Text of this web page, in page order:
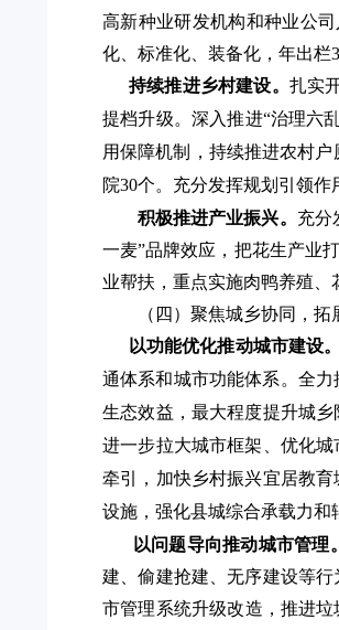
高新种业研发机构和种业公
化、标准化、装备化，年出栏
持续推进乡村建设。 扎实
提档升级。深入推进“治理六
用保障机制，持续推进农村
院30个。 充分发挥规划引领作
积极推进产业振兴。 充分
一麦”品牌效应，把花生产业
业帮扶，重点实施肉鸭养殖
（四）聚焦城乡协同，
以功能优化推动城市建设。
通体系和城市功能体系。全力
生态效益，最大程度提升城
进一步拉大城市框架、优化
牵引，加快乡村振兴宜居教
设施，强化县城综合承载力和
以问题导向推动城市管理。
建、偷建抢建、无序建设等
市管理系统升级改造，推进